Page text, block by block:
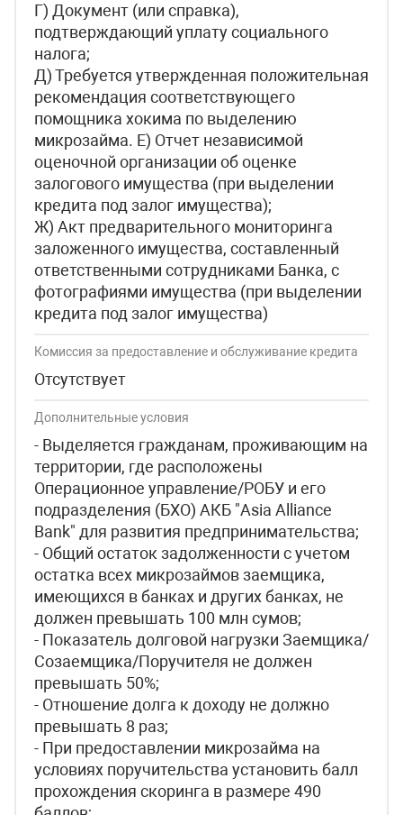
Г) Документ (или справка),
подтверждающий уплату социального
налога;
Д) Требуется утвержденная положительная
рекомендация соответствующего
помощника хокима по выделению
микрозайма. Е) Отчет независимой
оценочной организации об оценке
залогового имущества (при выделении
кредита под залог имущества);
Ж) Акт предварительного мониторинга
заложенного имущества, составленный
ответственными сотрудниками Банка, с
фотографиями имущества (при выделении
кредита под залог имущества)
Комиссия за предоставление и обслуживание кредита
Отсутствует
Дополнительные условия
- Выделяется гражданам, проживающим на
территории, где расположены
Операционное управление/РОБУ и его
подразделения (БХО) АКБ "Asia Alliance
Bank" для развития предпринимательства;
- Общий остаток задолженности с учетом
остатка всех микрозаймов заемщика,
имеющихся в банках и других банках, не
должен превышать 100 млн сумов;
- Показатель долговой нагрузки Заемщика/
Созаемщика/Поручителя не должен
превышать 50%;
- Отношение долга к доходу не должно
превышать 8 раз;
- При предоставлении микрозайма на
условиях поручительства установить балл
прохождения скоринга в размере 490